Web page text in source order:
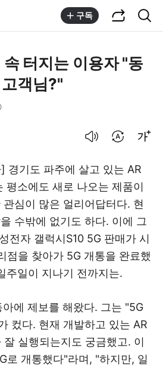
구독
터지는 이용자 "동
객님?"
경기도 파주에 살고 있는 AR
평소에도 새로 나오는 제품이
심이 많은 얼리어답터다. 현
수밖에 없기도 하다. 이에 그
전자 갤럭시S10 5G 판매가 시
점을 찾아가 5G 개통을 완료했
주일이 지나기 전까지는.
에 제보를 해왔다. 그는 "5G
컸다. 현재 개발하고 있는 AR
실행되는지도 궁금했고. 이
로 개통했다"라며, "하지만, 일